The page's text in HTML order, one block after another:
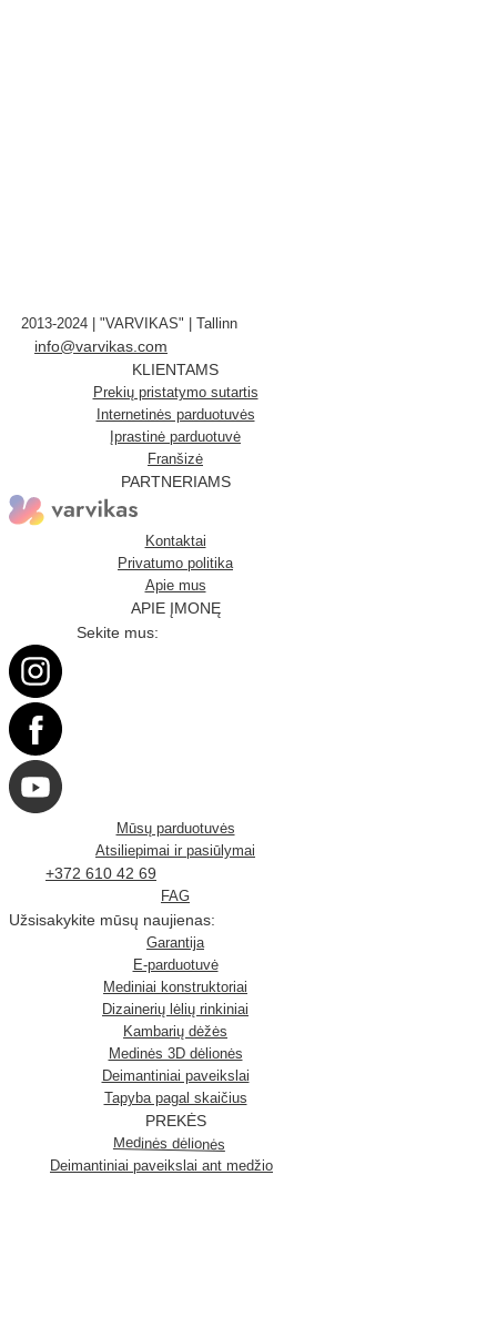
2013-2024 | "VARVIKAS" | Tallinn
info@varvikas.com
KLIENTAMS
Prekių pristatymo sutartis
Internetinės parduotuvės
Įprastinė parduotuvė
Franšizė
PARTNERIAMS
Kontaktai
Privatumo politika
Apie mus
APIE ĮMONĘ
Sekite mus:
Mūsų parduotuvės
Atsiliepimai ir pasiūlymai
+372 610 42 69
FAG
Užsisakykite mūsų naujienas:
Garantija
E-parduotuvė
Mediniai konstruktoriai
Dizainerių lėlių rinkiniai
Kambarių dėžės
Medinės 3D dėlionės
Deimantiniai paveikslai
Tapyba pagal skaičius
PREKĖS
Medinės dėlionės
Deimantiniai paveikslai ant medžio